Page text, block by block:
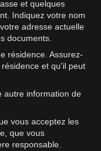
et quelques
Indiquez votre nom
adresse actuelle
documents.
résidence. Assurez-
et qu'il peut
autre information de
vous acceptez les
que vous
responsable.